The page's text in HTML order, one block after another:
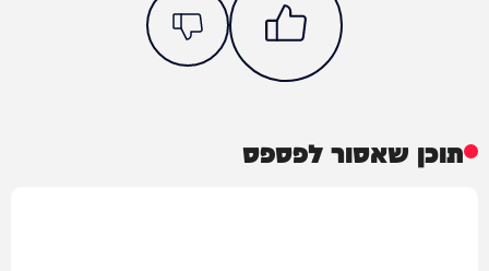
תוכן שאסור לפספס